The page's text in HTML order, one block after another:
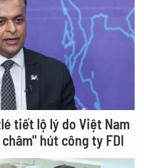
tiết lộ lý do Việt Nam
hút công ty FDI